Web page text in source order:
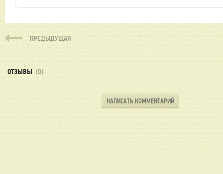
ПРЕДЫДУЩАЯ
ОТЗЫВЫ (0)
НАПИСАТЬ КОММЕНТАРИЙ